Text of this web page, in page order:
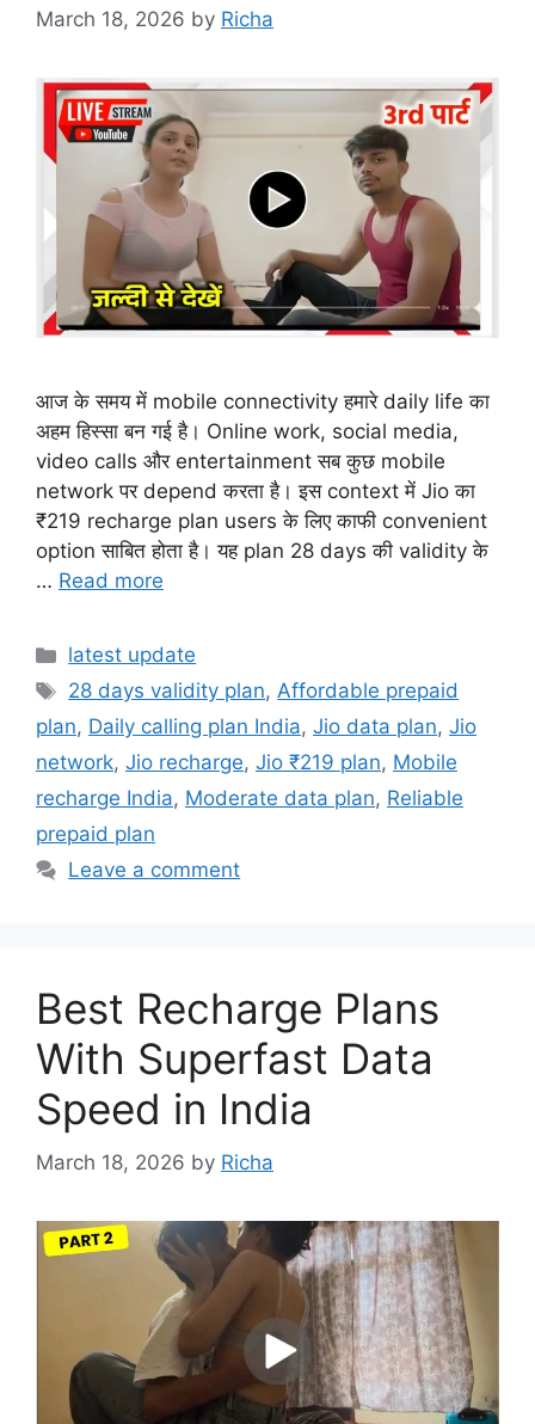
March 18, 2026 by Richa
आज के समय में mobile connectivity हमारे daily life का
अहम हिस्सा बन गई है। Online work, social media,
video calls और entertainment सब कुछ mobile
network पर depend करता है। इस context में Jio का
₹219 recharge plan users के लिए काफी convenient
option साबित होता है। यह plan 28 days की validity के
… Read more
Categories
latest update
Tags
28 days validity plan,Affordable prepaid
plan, Daily calling plan India, Jio data plan, Jio
network, Jio recharge, Jio ₹219 plan, Mobile
recharge India, Moderate data plan, Reliable
prepaid plan
Leave a comment
Best Recharge Plans
With Superfast Data
Speed in India
March 18, 2026 by Richa